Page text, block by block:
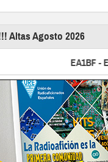
Altas Agosto 2026
EA1BF -